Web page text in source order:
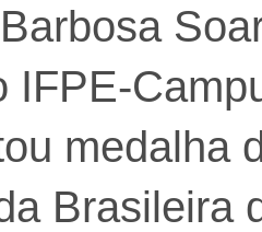
IFPE-
medalha
Brasileira